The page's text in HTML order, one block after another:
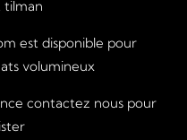
tilman
est disponible pour
volumineux
contactez nous pour